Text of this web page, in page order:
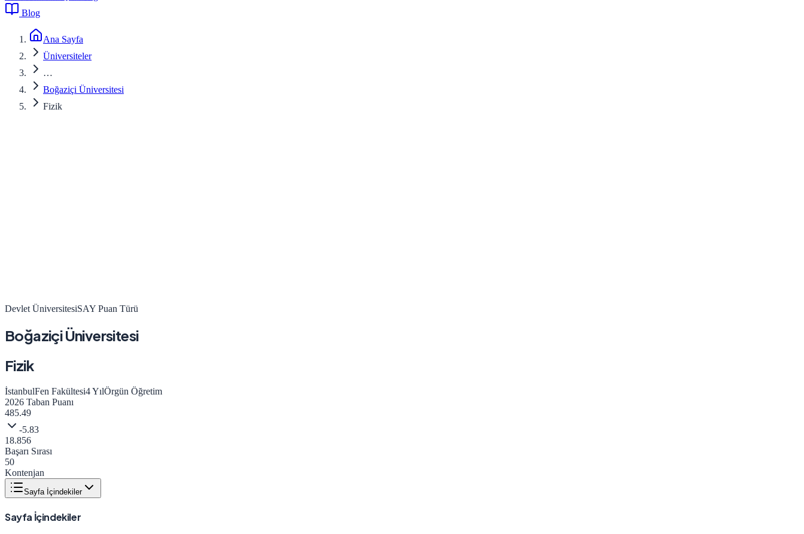
Blog
Ana Sayfa
Üniversiteler
…
Boğaziçi Üniversitesi
Fizik
Devlet ÜniversitesiSAY Puan Türü
Boğaziçi Üniversitesi
Fizik
İstanbulFen Fakültesi4YılÖrgün Öğretim
2026 Taban Puanı
485.49
-5.83
18.856
Başarı Sırası
50
Kontenjan
Sayfa İçindekiler
Sayfa İçindekiler